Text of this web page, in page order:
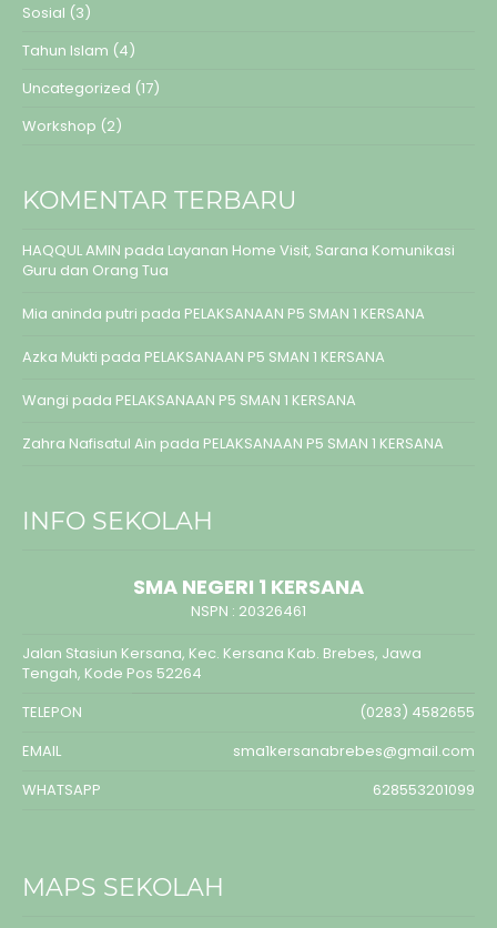
Sosial (3)
Tahun Islam (4)
Uncategorized (17)
Workshop (2)
KOMENTAR TERBARU
HAQQUL AMIN pada Layanan Home Visit, Sarana Komunikasi
Guru dan Orang Tua
Mia aninda putri pada PELAKSANAAN P5 SMAN 1 KERSANA
Azka Mukti pada PELAKSANAAN P5 SMAN 1 KERSANA
Wangi pada PELAKSANAAN P5 SMAN 1 KERSANA
Zahra Nafisatul Ain pada PELAKSANAAN P5 SMAN 1 KERSANA
INFO SEKOLAH
SMA NEGERI 1 KERSANA
NSPN : 20326461
Jalan Stasiun Kersana, Kec. Kersana Kab. Brebes, Jawa
Tengah, Kode Pos 52264
TELEPON
(0283) 4582655
EMAIL
sma1kersanabrebes@gmail.com
WHATSAPP
628553201099
MAPS SEKOLAH